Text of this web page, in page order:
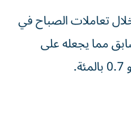
قليلا إلى 158.505 ين خلال تعاملات الصباح في
اليوم السابق مما يجعله على